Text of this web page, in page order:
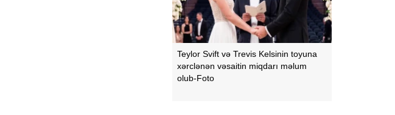
Teylor Svift və Trevis Kelsinin toyuna
xərclənən vəsaitin miqdarı məlum
olub-Foto